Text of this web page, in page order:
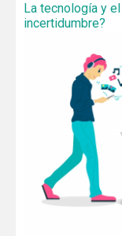
La tecnología y
incertidumbre?